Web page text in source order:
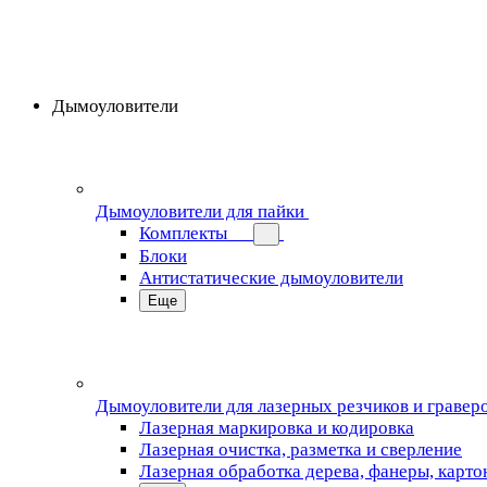
Дымоуловители
Дымоуловители для пайки
Комплекты
Блоки
Антистатические дымоуловители
Еще
Дымоуловители для лазерных резчиков и
Лазерная маркировка и кодировка
Лазерная очистка, разметка и сверление
Лазерная обработка дерева, фанеры,